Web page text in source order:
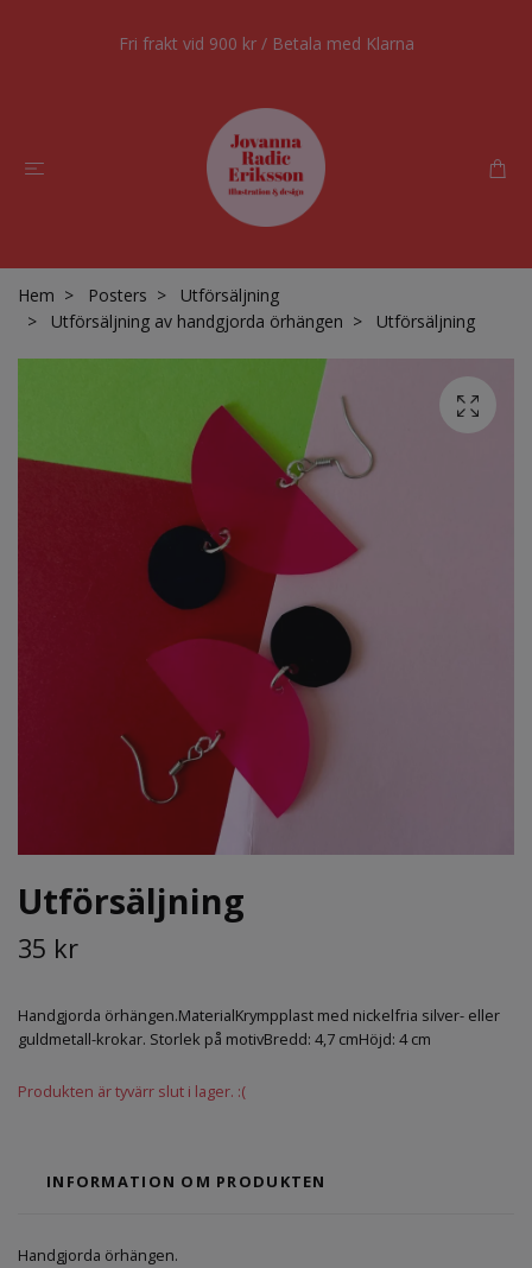
Fri frakt vid 900 kr / Betala med Klarna
Hem Posters
Utförsäljning
Utförsäljning av handgjorda örhängen
Utförsäljning
Utförsäljning
35 kr
Handgjorda örhängen.MaterialKrympplast med nickelfria silver- eller
guldmetall-krokar. Storlek på motivBredd: 4,7 cmHöjd: 4 cm
Produkten är tyvärr slut i lager. :(
INFORMATION OM PRODUKTEN
Handgjorda örhängen.